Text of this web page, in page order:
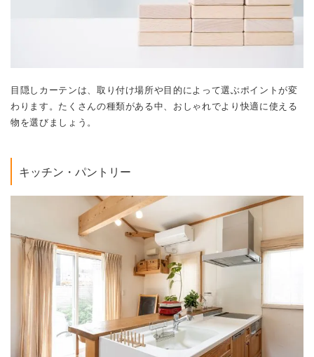
目隠しカーテンは、取り付け場所や目的によって選ぶポイントが変
わります。たくさんの種類がある中、おしゃれでより快適に使える
物を選びましょう。
キッチン・パントリー